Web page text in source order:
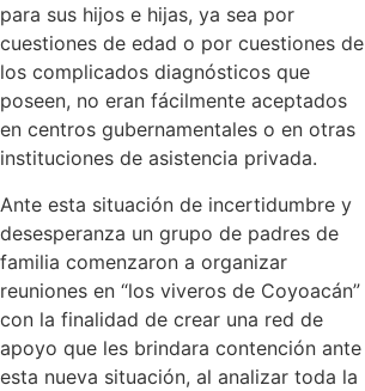
para sus hijos e hijas, ya sea por
cuestiones de edad o por cuestiones de
los complicados diagnósticos que
poseen, no eran fácilmente aceptados
en centros gubernamentales o en otras
instituciones de asistencia privada.
Ante esta situación de incertidumbre y
desesperanza un grupo de padres de
familia comenzaron a organizar
reuniones en “los viveros de Coyoacán”
con la finalidad de crear una red de
apoyo que les brindara contención ante
esta nueva situación, al analizar toda la